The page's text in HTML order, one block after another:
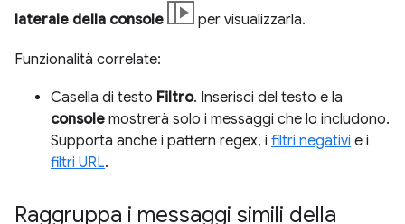
laterale della console
per visualizzarla.
Funzionalità correlate:
Casella di testo Filtro. Inserisci del testo e la
console mostrerà solo i messaggi che lo includono.
Supporta anche i pattern regex, i filtri negativi e i
filtri URL.
Raggruppa i messaggi simili della